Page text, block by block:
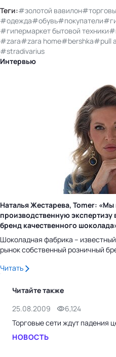
Теги:#золотой вавилон
#одежда#обувь#покупатели
#гипермаркет бытовой техники
#zara#zara home#bershka#pull
#stradivarius
Интервью
Наталья Жестарева, Tomer: «Мы
производственную экспертизу
бренд качественного
Шоколадная фабрика –
рынок собственный розничный
Читать
Читайте также
25.08.2009
6,124
Торговые сети ждут падения
НОВОСТЬ